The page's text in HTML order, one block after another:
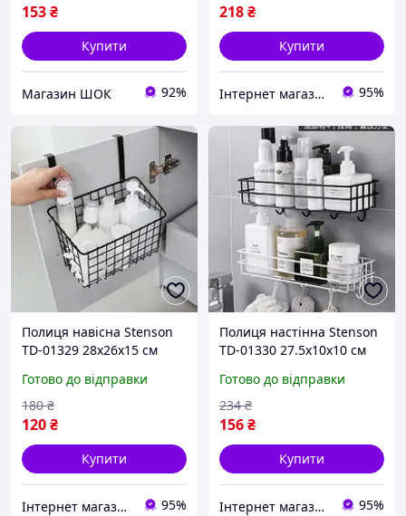
153₴
Купити
Магазин ШОК 92%
218₴
Купити
Інтернет магазин ЕЙФОРІЯ 95%
Полиця навісна Stenson
TD-01329 28х26х15 см
Готово до відправки
120₴
180 ₴
Купити
Інтернет магазин ЕЙФОРІЯ 95%
Полиця настінна Stenson
TD-01330 27.5х10х10 см
Готово до відправки
156₴
234 ₴
Купити
Інтернет магазин ЕЙФОРІЯ 95%